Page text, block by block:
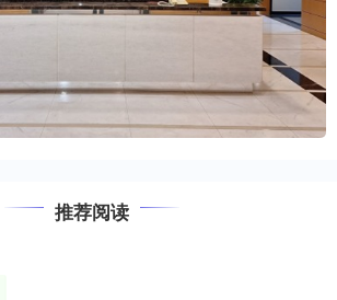
推荐阅读